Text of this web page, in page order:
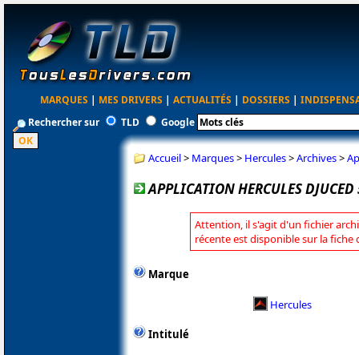
MARQUES | MES DRIVERS | ACTUALITÉS | DOSSIERS |
Rechercher sur
TLD Google
Accueil> Marques> Hercules>Archives>
APPLICATION HERCULES
Attention, il s'agit d'un fichier
récente est disponible sur la fiche
Marque
Hercules
Intitulé